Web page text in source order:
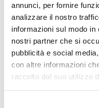
annunci, per fornire
analizzare il nostro
informazioni sul modo
nostri partner che si
pubblicità e social
con altre informazioni
raccolto dal suo utilizzo